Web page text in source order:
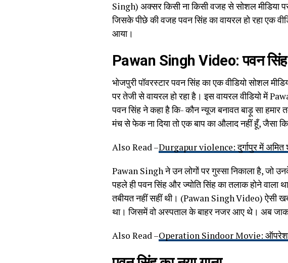
Singh) अक्सर किसी ना किसी वजह से सोशल मीडिया
जिसके पीछे की वजह पवन सिंह का वायरल हो रहा एक
आया।
Pawan Singh Video: पवन सिंह
भोजपुरी पॉवरस्टार पवन सिंह का एक वीडियो सोशल
पर तेजी से वायरल हो रहा है। इस वायरल वीडियो में
पवन सिंह ने कहा है कि- कौन न्यूज बनावत बाड़ू सा
मंच से फेक ना दिया तो एक बाप का औलाद नहीं हूँ, जैसा
Also Read –Durgapur violence: दुर्गापुर में अमित
Pawan Singh ने उन लोगों पर गुस्सा निकाला है, जो
पहले ही पवन सिंह और ज्योति सिंह का तलाक होने वाला
तबीयत नहीं सहीं थी। (Pawan Singh Video) ऐसी
था। जिसमें वो अस्पताल के बाहर नजर आए थे। अब
Also Read –Operation Sindoor Movie: ऑपरेशन